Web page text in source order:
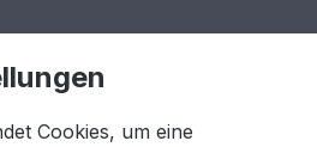
Cookies, um eine